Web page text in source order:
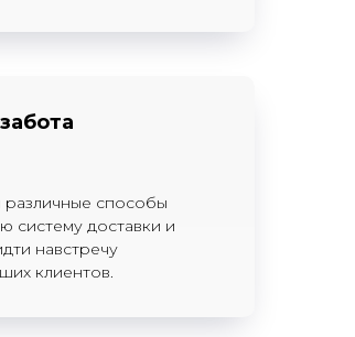
способы
систему доставки и
навстречу
клиентов.